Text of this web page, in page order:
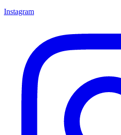
Instagram